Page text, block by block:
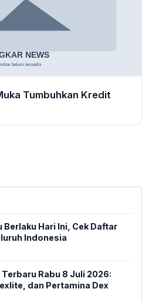
Tumbuhkan Kredit
Berlaku Hari Ini, Cek Daftar
Indonesia
Rabu 8 Juli 2026:
dan Pertamina Dex